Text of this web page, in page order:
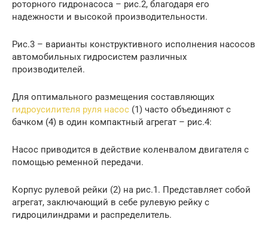
роторного гидронасоса – рис.2, благодаря его
надежности и высокой производительности.
Рис.3 – варианты конструктивного исполнения насосов
автомобильных гидросистем различных
производителей.
Для оптимального размещения составляющих
гидроусилителя руля насос (1) часто объединяют с
бачком (4) в один компактный агрегат – рис.4:
Насос приводится в действие коленвалом двигателя с
помощью ременной передачи.
Корпус рулевой рейки (2) на рис.1. Представляет собой
агрегат, заключающий в себе рулевую рейку с
гидроцилиндрами и распределитель.